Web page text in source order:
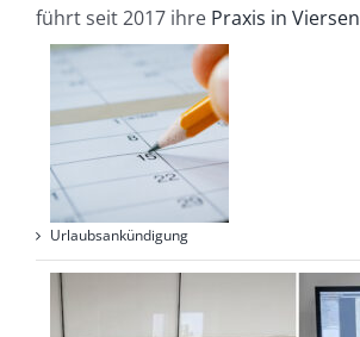
führt seit 2017 ihre Praxis in Viersen
Urlaubsankündigung